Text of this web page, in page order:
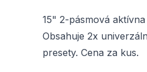
15" 2-pásmová
Obsahuje 2x
presety. Cena za kus.